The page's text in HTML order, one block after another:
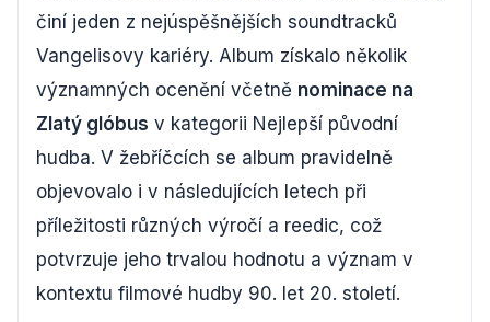
činí jeden z nejúspěšnějších soundtracků
Vangelisovy kariéry. Album získalo několik
významných ocenění včetně nominace na
Zlatý glóbus v kategorii Nejlepší původní
hudba. V žebříčcích se album pravidelně
objevovalo i v následujících letech při
příležitosti různých výročí a reedic, což
potvrzuje jeho trvalou hodnotu a význam v
kontextu filmové hudby 90. let 20. století.